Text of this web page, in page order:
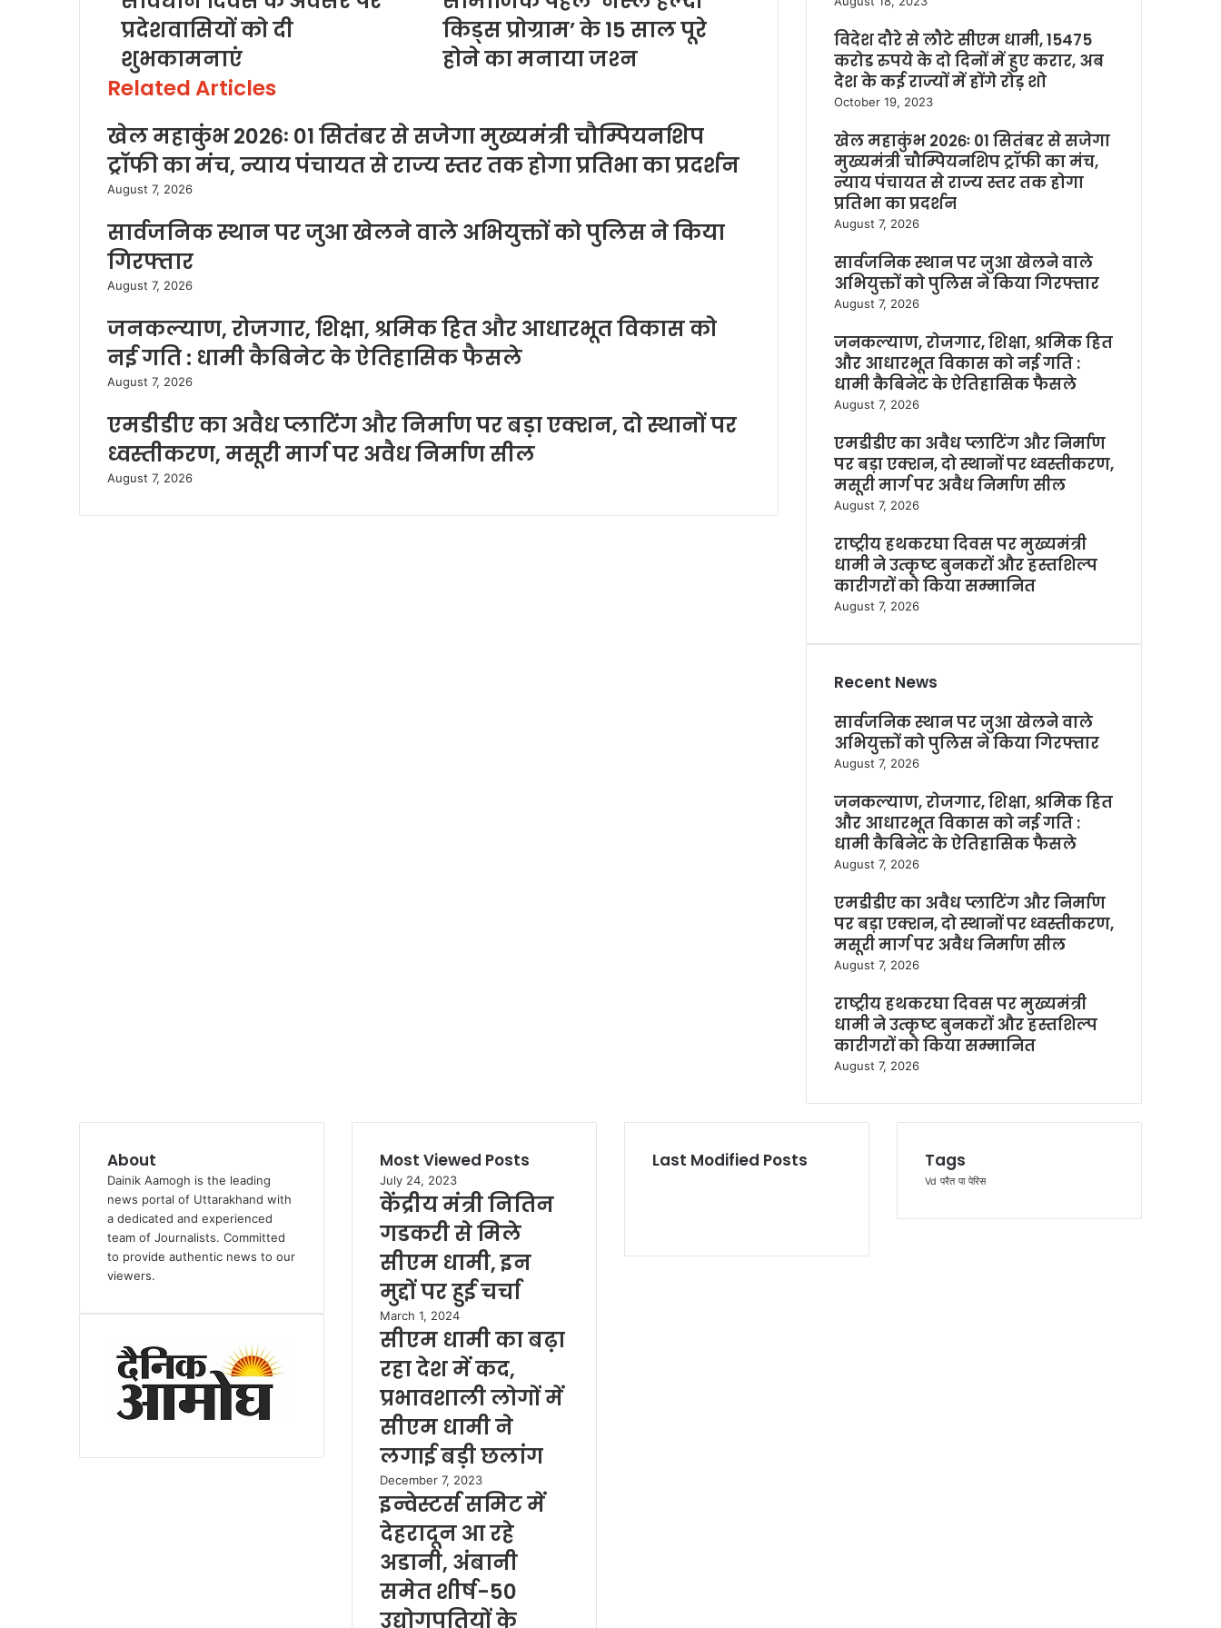
प्रदेशवासियों को दी
शुभकामनाएं
किड्स प्रोग्राम’ के 15 साल पूरे
होने का मनाया जश्‍न
Related Articles
खेल महाकुंभ 2026ः 01 सितंबर से सजेगा मुख्यमंत्री चौम्पियनशिप
ट्रॉफी का मंच, न्याय पंचायत से राज्य स्तर तक होगा प्रतिभा का प्रदर्शन
August 7, 2026
सार्वजनिक स्थान पर जुआ खेलने वाले अभियुक्तों को पुलिस ने किया
गिरफ्तार
August 7, 2026
जनकल्याण, रोजगार, शिक्षा, श्रमिक हित और आधारभूत विकास को
नई गति : धामी कैबिनेट के ऐतिहासिक फैसले
August 7, 2026
एमडीडीए का अवैध प्लाटिंग और निर्माण पर बड़ा एक्शन, दो स्थानों पर
ध्वस्तीकरण, मसूरी मार्ग पर अवैध निर्माण सील
August 7, 2026
विदेश दौरे से लौटे सीएम धामी, 15475
करोड रुपये के दो दिनों में हुए करार, अब
देश के कई राज्यों में होंगे रोड़ शो
October 19, 2023
खेल महाकुंभ 2026ः 01 सितंबर से सजेगा
मुख्यमंत्री चौम्पियनशिप ट्रॉफी का मंच,
न्याय पंचायत से राज्य स्तर तक होगा
प्रतिभा का प्रदर्शन
August 7, 2026
सार्वजनिक स्थान पर जुआ खेलने वाले
अभियुक्तों को पुलिस ने किया गिरफ्तार
August 7, 2026
जनकल्याण, रोजगार, शिक्षा, श्रमिक हित
और आधारभूत विकास को नई गति :
धामी कैबिनेट के ऐतिहासिक फैसले
August 7, 2026
एमडीडीए का अवैध प्लाटिंग और निर्माण
पर बड़ा एक्शन, दो स्थानों पर ध्वस्तीकरण,
मसूरी मार्ग पर अवैध निर्माण सील
August 7, 2026
राष्ट्रीय हथकरघा दिवस पर मुख्यमंत्री
धामी ने उत्कृष्ट बुनकरों और हस्तशिल्प
कारीगरों को किया सम्मानित
August 7, 2026
Recent News
सार्वजनिक स्थान पर जुआ खेलने वाले
अभियुक्तों को पुलिस ने किया गिरफ्तार
August 7, 2026
जनकल्याण, रोजगार, शिक्षा, श्रमिक हित
और आधारभूत विकास को नई गति :
धामी कैबिनेट के ऐतिहासिक फैसले
August 7, 2026
एमडीडीए का अवैध प्लाटिंग और निर्माण
पर बड़ा एक्शन, दो स्थानों पर ध्वस्तीकरण,
मसूरी मार्ग पर अवैध निर्माण सील
August 7, 2026
राष्ट्रीय हथकरघा दिवस पर मुख्यमंत्री
धामी ने उत्कृष्ट बुनकरों और हस्तशिल्प
कारीगरों को किया सम्मानित
August 7, 2026
About
Dainik Aamogh is the leading
news portal of Uttarakhand with
a dedicated and experienced
team of Journalists. Committed
to provide authentic news to our
viewers.
Most Viewed Posts
July 24, 2023
केंद्रीय मंत्री नितिन
गडकरी से मिले
सीएम धामी, इन
मुद्दों पर हुई चर्चा
March 1, 2024
सीएम धामी का बढ़ा
रहा देश में कद,
प्रभावशाली लोगों में
सीएम धामी ने
लगाई बड़ी छलांग
December 7, 2023
इन्वेस्टर्स समिट में
देहरादून आ रहे
अडानी, अंबानी
समेत शीर्ष-50
उद्योगपतियों के
Last Modified Posts Tags
Vd परैत पा पेरिस